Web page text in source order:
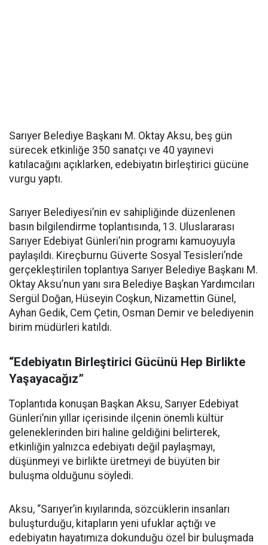
Sarıyer Belediye Başkanı M. Oktay Aksu, beş gün
sürecek etkinliğe 350 sanatçı ve 40 yayınevi
katılacağını açıklarken, edebiyatın birleştirici gücüne
vurgu yaptı.
Sarıyer Belediyesi’nin ev sahipliğinde düzenlenen
basın bilgilendirme toplantısında, 13. Uluslararası
Sarıyer Edebiyat Günleri’nin programı kamuoyuyla
paylaşıldı. Kireçburnu Güverte Sosyal Tesisleri’nde
gerçekleştirilen toplantıya Sarıyer Belediye Başkanı M.
Oktay Aksu’nun yanı sıra Belediye Başkan Yardımcıları
Sergül Doğan, Hüseyin Coşkun, Nizamettin Günel,
Ayhan Gedik, Cem Çetin, Osman Demir ve belediyenin
birim müdürleri katıldı.
“Edebiyatın Birleştirici Gücünü Hep Birlikte
Yaşayacağız”
Toplantıda konuşan Başkan Aksu, Sarıyer Edebiyat
Günleri’nin yıllar içerisinde ilçenin önemli kültür
geleneklerinden biri haline geldiğini belirterek,
etkinliğin yalnızca edebiyatı değil paylaşmayı,
düşünmeyi ve birlikte üretmeyi de büyüten bir
buluşma olduğunu söyledi.
Aksu, “Sarıyer’in kıyılarında, sözcüklerin insanları
buluşturduğu, kitapların yeni ufuklar açtığı ve
edebiyatın hayatımıza dokunduğu özel bir buluşmada